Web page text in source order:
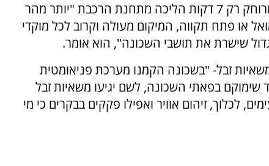
פרויקט שכונת המשוררים של קבוצת יומנטרה מרוחק רק 7 דקות הליכה מתחנת הרכבת "יותר מהר
או פתח תקווה, המיקום מעולה וקרוב לכל מוקדי
שישרת את תושבי השכונה", הוא אומר.
זבל- "בשכונה הקמנו מערכת פניאומטית
בפאתי השכונה, לשם יגיעו משאיות זבל
לכלוך, זיהום אוויר ואפילו פקקים בבקרים כי מי